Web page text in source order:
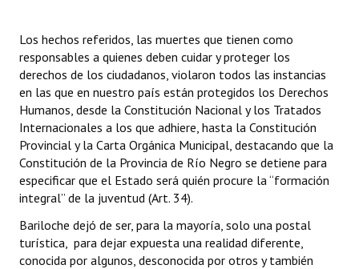
Antiguos Pobladores - Registro
Reconocimientos - Registro
Bariloche, Municipio intercultural
Entrega de distinciones
REFORMA DE LA CARTA ORGÁNICA
Los hechos referidos, las muertes que tienen como
responsables a quienes deben cuidar y proteger los
derechos de los ciudadanos, violaron todos las instancias
en las que en nuestro país están protegidos los Derechos
Humanos, desde la Constitución Nacional y los Tratados
Internacionales a los que adhiere, hasta la Constitución
Provincial y la Carta Orgánica Municipal, destacando que la
Constitución de la Provincia de Río Negro se detiene para
especificar que el Estado será quién procure la “formación
integral” de la juventud (Art. 34).
Bariloche dejó de ser, para la mayoría, solo una postal
turística, para dejar expuesta una realidad diferente,
conocida por algunos, desconocida por otros y también